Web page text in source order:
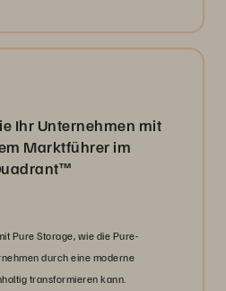
Ihr Unternehmen mit
Marktführer im
Pure Storage, wie die Pure-
durch eine moderne
transformieren kann.